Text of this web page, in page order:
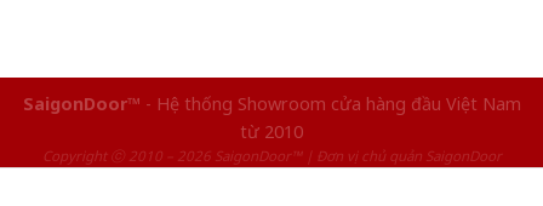
SaigonDoor™ - Hệ thống Showroom cửa hàng đầu Việt Nam
từ 2010
Copyright ⓒ 2010 – 2026 SaigonDoor™ | Đơn vị chủ quản SaigonDoor